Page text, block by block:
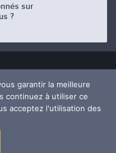
sur
?
garantir la meilleure
continuez à utiliser ce
acceptez l'utilisation des